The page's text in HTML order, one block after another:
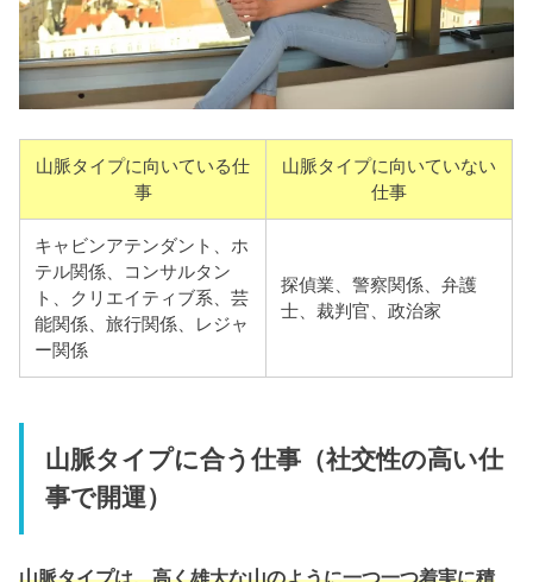
山脈タイプに向いている仕
事
山脈タイプに向いていない
仕事
キャビンアテンダント、ホ
テル関係、コンサルタン
ト、クリエイティブ系、芸
能関係、旅行関係、レジャ
ー関係
探偵業、警察関係、弁護
士、裁判官、政治家
山脈タイプに合う仕事（社交性の高い仕
事で開運）
山脈タイプは、高く雄大な山のように一つ一つ着実に積